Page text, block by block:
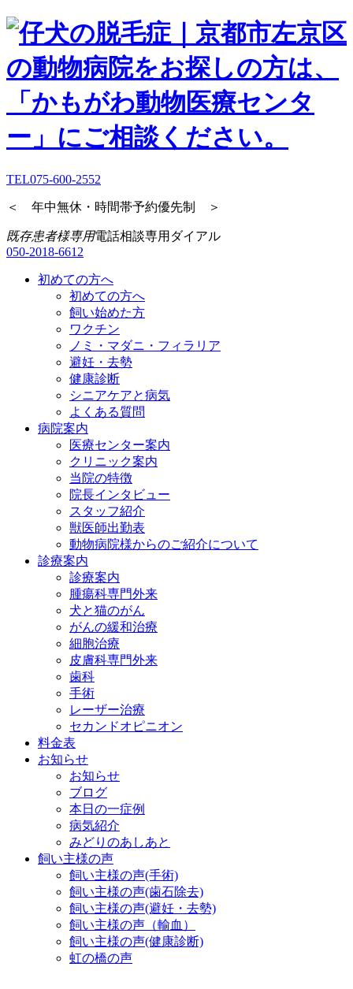
TEL075-600-2552
＜ 年中無休・時間帯予約優先制 ＞
既存患者様専用電話相談専用ダイアル
050-2018-6612
初めての方へ
初めての方へ
飼い始めた方
ワクチン
ノミ・マダニ・フィラリア
避妊・去勢
健康診断
シニアケアと病気
よくある質問
病院案内
医療センター案内
クリニック案内
当院の特徴
院長インタビュー
スタッフ紹介
獣医師出勤表
動物病院様からのご紹介について
診療案内
診療案内
腫瘍科専門外来
犬と猫のがん
がんの緩和治療
細胞治療
皮膚科専門外来
歯科
手術
レーザー治療
セカンドオピニオン
料金表
お知らせ
お知らせ
ブログ
本日の一症例
病気紹介
みどりのあしあと
飼い主様の声
飼い主様の声(手術)
飼い主様の声(歯石除去)
飼い主様の声(避妊・去勢)
飼い主様の声（輸血）
飼い主様の声(健康診断)
虹の橋の声